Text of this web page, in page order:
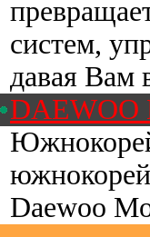
систем,
давая Вам
Daewoo